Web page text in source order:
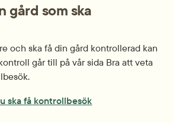
gård som ska
och ska få din gård kontrollerad kan
går till på vår sida Bra att veta
ska få kontrollbesök